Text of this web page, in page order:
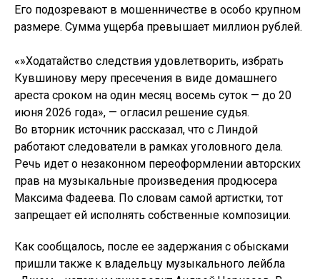
Его подозревают в мошенничестве в особо крупном
размере. Сумма ущерба превышает миллион рублей.
«»Ходатайство следствия удовлетворить, избрать
Кувшинову меру пресечения в виде домашнего
ареста сроком на один месяц восемь суток — до 20
июня 2026 года», — огласил решение судья.
Во вторник источник рассказал, что с Линдой
работают следователи в рамках уголовного дела.
Речь идет о незаконном переоформлении авторских
прав на музыкальные произведения продюсера
Максима Фадеева. По словам самой артистки, тот
запрещает ей исполнять собственные композиции.
Как сообщалось, после ее задержания с обысками
пришли также к владельцу музыкального лейбла